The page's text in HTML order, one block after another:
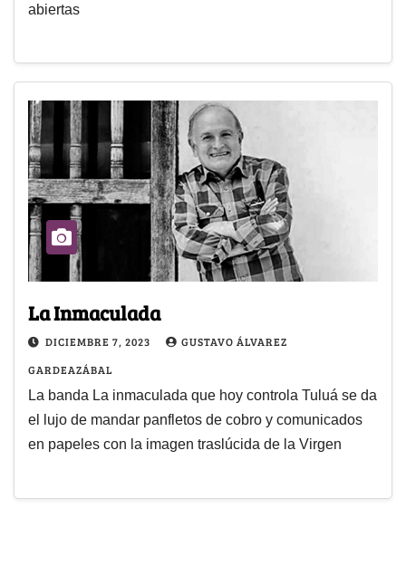
abiertas
La Inmaculada
DICIEMBRE 7, 2023
GUSTAVO ÁLVAREZ
GARDEAZÁBAL
La banda La inmaculada que hoy controla Tuluá se da
el lujo de mandar panfletos de cobro y comunicados
en papeles con la imagen traslúcida de la Virgen